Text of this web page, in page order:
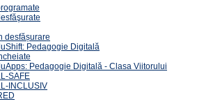
desfășurare
Pedagogie Digitală
Pedagogie Digitală - Clasa Viitorului
SAFE
INCLUSIV